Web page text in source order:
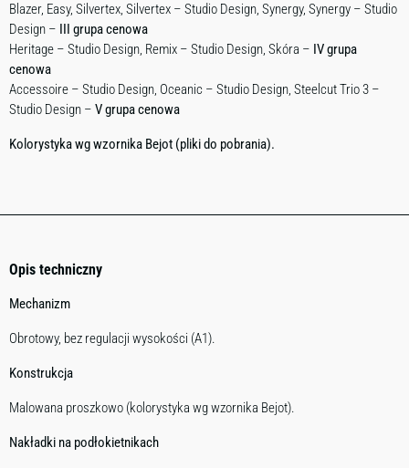
Blazer, Easy, Silvertex, Silvertex – Studio Design, Synergy, Synergy – Studio
Design – III grupa cenowa
Heritage – Studio Design, Remix – Studio Design, Skóra – IV grupa
cenowa
Accessoire – Studio Design, Oceanic – Studio Design, Steelcut Trio 3 –
Studio Design – V grupa cenowa
Kolorystyka wg wzornika Bejot (pliki do pobrania).
Opis techniczny
Mechanizm
Obrotowy, bez regulacji wysokości (A1).
Konstrukcja
Malowana proszkowo (kolorystyka wg wzornika Bejot).
Nakładki na podłokietnikach